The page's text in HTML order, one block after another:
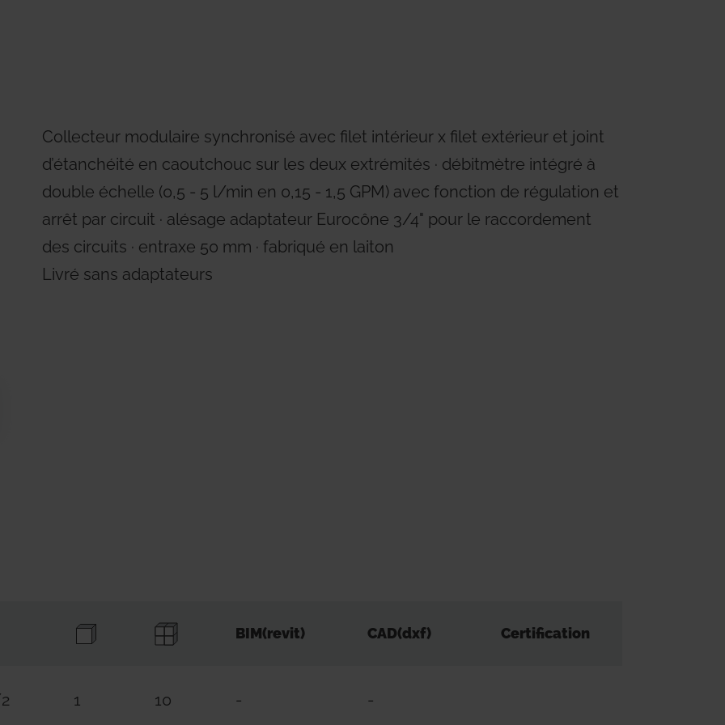
Collecteur modulaire synchronisé avec filet intérieur x filet extérieur et joint
d’étanchéité en caoutchouc sur les deux extrémités ∙ débitmètre intégré à
double échelle (0,5 - 5 l/min en 0,15 - 1,5 GPM) avec fonction de régulation et
arrêt par circuit ∙ alésage adaptateur Eurocône 3/4" pour le raccordement
des circuits ∙ entraxe 50 mm ∙ fabriqué en laiton
Livré sans adaptateurs
BIM(revit) CAD(dxf) Certification
1 10 - -